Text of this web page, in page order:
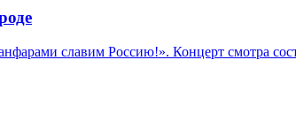
славим Россию!». Концерт смотра